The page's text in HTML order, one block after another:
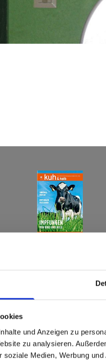
und Anzeigen zu
zu analysieren.
soziale Medien, Werbung